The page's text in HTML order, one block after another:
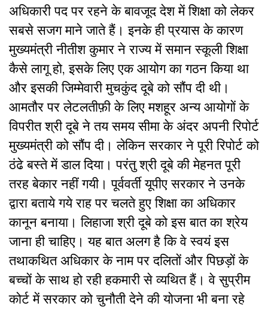
अधिकारी पद पर रहने के बावजूद देश में शिक्षा को लेकर
सबसे सजग माने जाते हैं। इनके ही प्रयास के कारण
मुख्यमंत्री नीतीश कुमार ने राज्य में समान स्कूली शिक्षा
कैसे लागू हो, इसके लिए एक आयोग का गठन किया था
और इसकी जिम्मेवारी मुचकुंद दूबे को सौंप दी थी।
आमतौर पर लेटलतीफ़ी के लिए मशहूर अन्य आयोगों के
विपरीत श्री दूबे ने तय समय सीमा के अंदर अपनी रिपोर्ट
मुख्यमंत्री को सौंप दी। लेकिन सरकार ने पूरी रिपोर्ट को
ठंढे बस्ते में डाल दिया। परंतु श्री दूबे की मेहनत पूरी
तरह बेकार नहीं गयी। पूर्ववर्ती यूपीए सरकार ने उनके
द्वारा बताये गये राह पर चलते हुए शिक्षा का अधिकार
कानून बनाया। लिहाजा श्री दूबे को इस बात का श्रेय
जाना ही चाहिए। यह बात अलग है कि वे स्वयं इस
तथाकथित अधिकार के नाम पर दलितों और पिछड़ों के
बच्चों के साथ हो रही हकमारी से व्यथित हैं। वे सुप्रीम
कोर्ट में सरकार को चुनौती देने की योजना भी बना रहे